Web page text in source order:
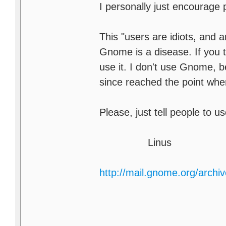
I personally just encourage
This "users are idiots, and
Gnome is a disease. If you
use it. I don't use Gnome,
since reached the point
Please, just tell people to
Linus
http://mail.gnome.org/